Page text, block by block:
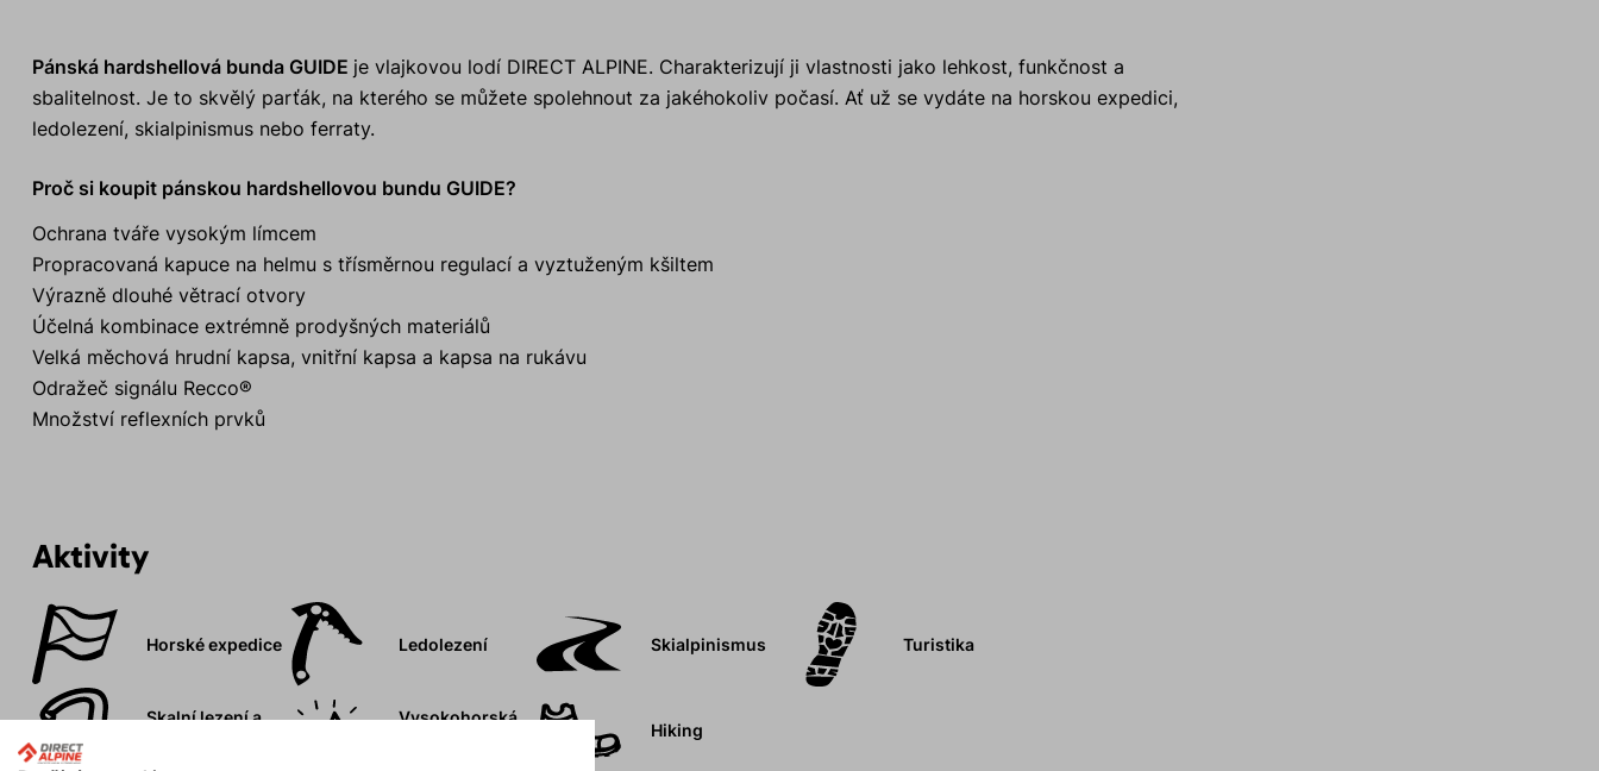
Pánská hardshellová bunda GUIDE je vlajkovou lodí DIRECT ALPINE. Charakterizují ji vlastnosti jako lehkost, funkčnost a
sbalitelnost. Je to skvělý parťák, na kterého se můžete spolehnout za jakéhokoliv počasí. Ať už se vydáte na horskou expedici,
ledolezení, skialpinismus nebo ferraty.
Proč si koupit pánskou hardshellovou bundu GUIDE?
Ochrana tváře vysokým límcem
Propracovaná kapuce na helmu s třísměrnou regulací a vyztuženým kšiltem
Výrazně dlouhé větrací otvory
Účelná kombinace extrémně prodyšných materiálů
Velká měchová hrudní kapsa, vnitřní kapsa a kapsa na rukávu
Odražeč signálu Recco®
Množství reflexních prvků
Aktivity
Horské expedice Ledolezení Skialpinismus Turistika
Skalní lezení a
Vysokohorská
Hiking